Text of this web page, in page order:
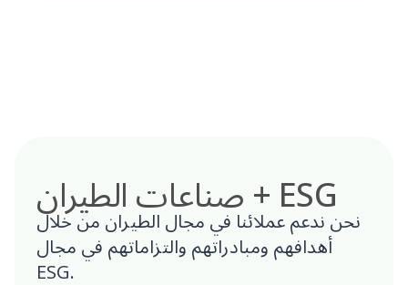
صناعات الطيران + ESG
نحن ندعم عملائنا في مجال الطيران من خلال
أهدافهم ومبادراتهم والتزاماتهم في مجال
ESG.